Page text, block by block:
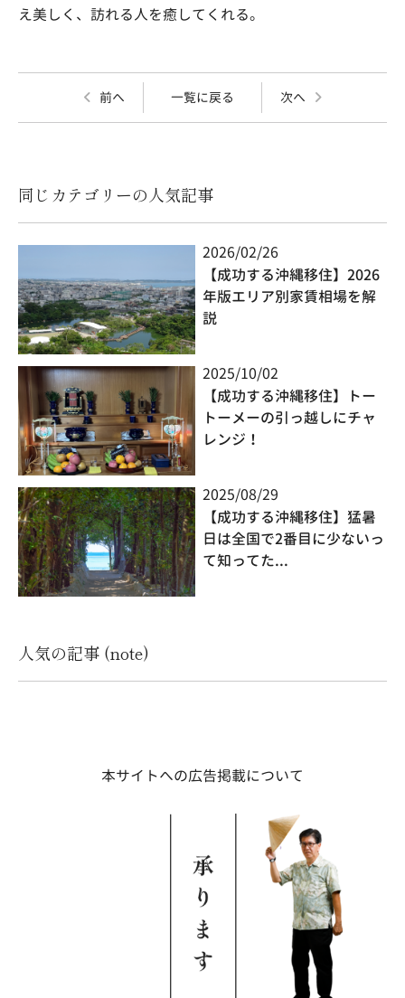
え美しく、訪れる人を癒してくれる。
前へ 一覧に戻る 次へ
同じカテゴリーの人気記事
2026/02/26
【成功する沖縄移住】2026
年版エリア別家賃相場を解
説
2025/10/02
【成功する沖縄移住】トー
トーメーの引っ越しにチャ
レンジ！
2025/08/29
【成功する沖縄移住】猛暑
日は全国で2番目に少ないっ
て知ってた...
人気の記事 (note)
本サイトへの広告掲載について